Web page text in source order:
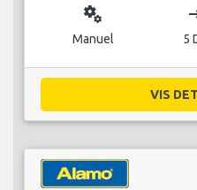
miscellaneous_services
Manuel 5
VIS